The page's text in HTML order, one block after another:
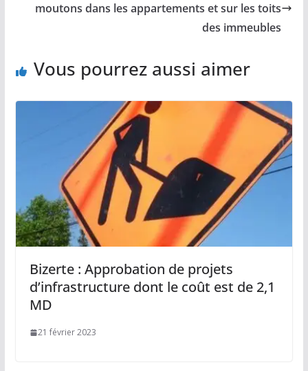
moutons dans les appartements et sur les toits
des immeubles
Vous pourrez aussi aimer
Bizerte : Approbation de projets
d’infrastructure dont le coût est de 2,1
MD
21 février 2023